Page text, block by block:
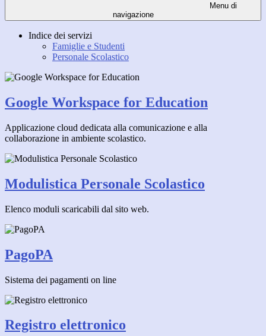
Menu di
navigazione
Indice dei servizi
Famiglie e Studenti
Personale Scolastico
Google Workspace for Education
Applicazione cloud dedicata alla comunicazione e alla
collaborazione in ambiente scolastico.
Modulistica Personale Scolastico
Elenco moduli scaricabili dal sito web.
PagoPA
Sistema dei pagamenti on line
Registro elettronico